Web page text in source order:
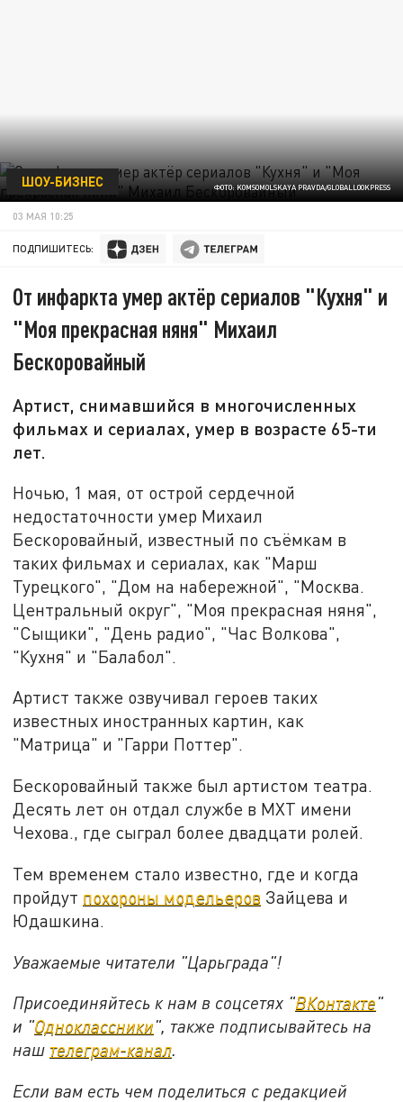
ФОТО: KOMSOMOLSKAYA PRAVDA/GLOBALLOOKPRESS
ШОУ-БИЗНЕС
03 МАЯ 10:25
ПОДПИШИТЕСЬ:
От инфаркта умер актёр сериалов "Кухня" и
"Моя прекрасная няня" Михаил
Бескоровайный
Артист, снимавшийся в многочисленных
фильмах и сериалах, умер в возрасте 65-ти
лет.
Ночью, 1 мая, от острой сердечной
недостаточности умер Михаил
Бескоровайный, известный по съёмкам в
таких фильмах и сериалах, как "Марш
Турецкого", "Дом на набережной", "Москва.
Центральный округ", "Моя прекрасная няня",
"Сыщики", "День радио", "Час Волкова",
"Кухня" и "Балабол".
Артист также озвучивал героев таких
известных иностранных картин, как
"Матрица" и "Гарри Поттер".
Бескоровайный также был артистом театра.
Десять лет он отдал службе в МХТ имени
Чехова., где сыграл более двадцати ролей.
Тем временем стало известно, где и когда
пройдут похороны модельеров Зайцева и
Юдашкина.
Уважаемые читатели "Царьграда"!
Присоединяйтесь к нам в соцсетях "ВКонтакте"
и "Одноклассники", также подписывайтесь на
наш телеграм-канал.
Если вам есть чем поделиться с редакцией